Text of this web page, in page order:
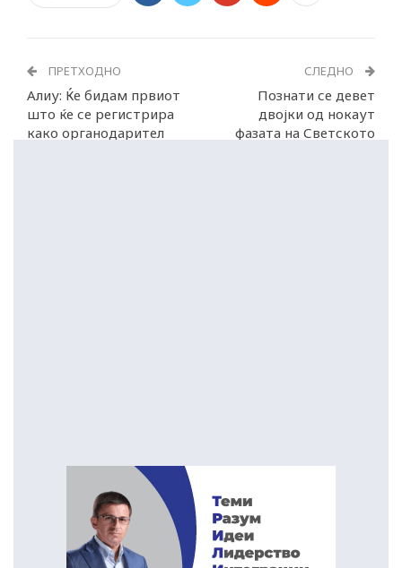
ПРЕТХОДНО
Алиу: Ќе бидам првиот
што ќе се регистрира
како органодарител
СЛЕДНО
Познати се девет
двојки од нокаут
фазата на Светското